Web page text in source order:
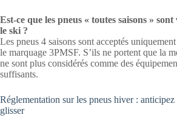
Est-ce que les pneus « toutes saisons »
le ski ?
Les pneus 4 saisons sont acceptés
le marquage 3PMSF. S’ils ne portent que la
ne sont plus considérés comme des
suffisants.
Réglementation sur les pneus hiver :
glisser